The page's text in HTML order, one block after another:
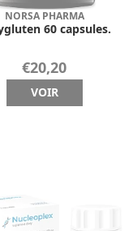
NORSA PHARMA
60 capsules.
€20,20
VOIR